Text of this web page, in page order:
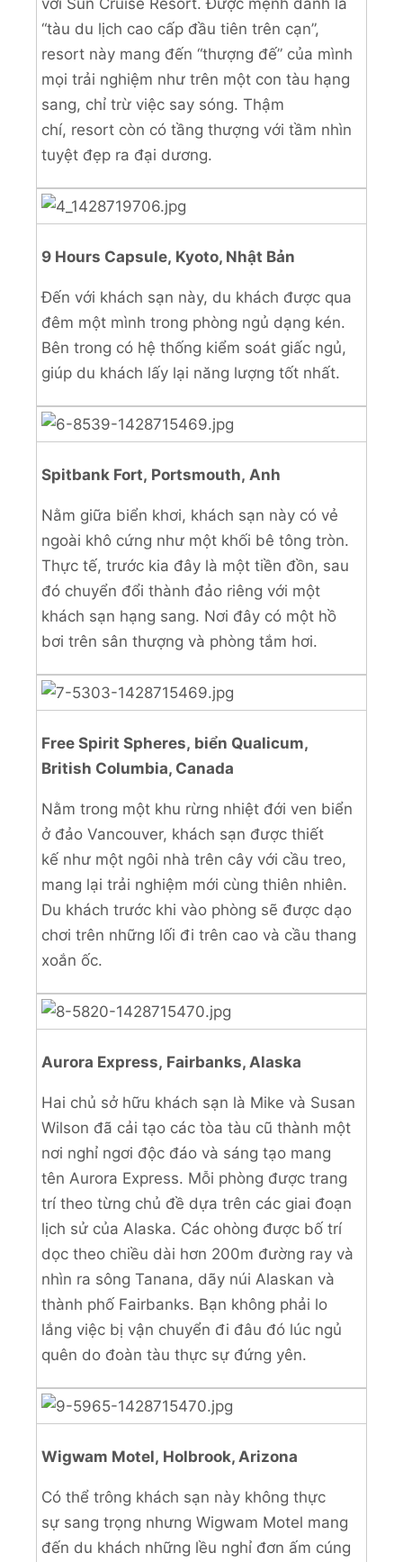
“tàu du lịch cao cấp đầu tiên trên cạn”,
resort này mang đến “thượng đế” của mình
mọi trải nghiệm như trên một con tàu hạng
sang, chỉ trừ việc say sóng. Thậm
chí, resort còn có tầng thượng với tầm nhìn
tuyệt đẹp ra đại dương.
9 Hours Capsule, Kyoto, Nhật Bản
Đến với khách sạn này, du khách được qua
đêm một mình trong phòng ngủ dạng kén.
Bên trong có hệ thống kiểm soát giấc ngủ,
giúp du khách lấy lại năng lượng tốt nhất.
Spitbank Fort, Portsmouth, Anh
Nằm giữa biển khơi, khách sạn này có vẻ
ngoài khô cứng như một khối bê tông tròn.
Thực tế, trước kia đây là một tiền đồn, sau
đó chuyển đổi thành đảo riêng với một
khách sạn hạng sang. Nơi đây có một hồ
bơi trên sân thượng và phòng tắm hơi.
Free Spirit Spheres, biển Qualicum,
British Columbia, Canada
Nằm trong một khu rừng nhiệt đới ven biển
ở đảo Vancouver, khách sạn được thiết
kế như một ngôi nhà trên cây với cầu treo,
mang lại trải nghiệm mới cùng thiên nhiên.
Du khách trước khi vào phòng sẽ được dạo
chơi trên những lối đi trên cao và cầu thang
xoắn ốc.
Aurora Express, Fairbanks, Alaska
Hai chủ sở hữu khách sạn là Mike và Susan
Wilson đã cải tạo các tòa tàu cũ thành một
nơi nghỉ ngơi độc đáo và sáng tạo mang
tên Aurora Express. Mỗi phòng được trang
trí theo từng chủ đề dựa trên các giai đoạn
lịch sử của Alaska. Các ohòng được bố trí
dọc theo chiều dài hơn 200m đường ray và
nhìn ra sông Tanana, dãy núi Alaskan và
thành phố Fairbanks. Bạn không phải lo
lắng việc bị vận chuyển đi đâu đó lúc ngủ
quên do đoàn tàu thực sự đứng yên.
Wigwam Motel, Holbrook, Arizona
Có thể trông khách sạn này không thực
sự sang trọng nhưng Wigwam Motel mang
đến du khách những lều nghỉ đơn ấm cúng